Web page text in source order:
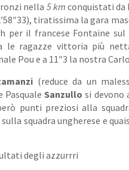
nella 5 km conquistati da
tiratissima la gara
per il francese Fontaine sul
le ragazze vittoria più
Pou e a 11″3 la nostra
(reduce da un
Pasquale Sanzullo si devono
punti preziosi alla
squadra ungherese e
degli azzurrri